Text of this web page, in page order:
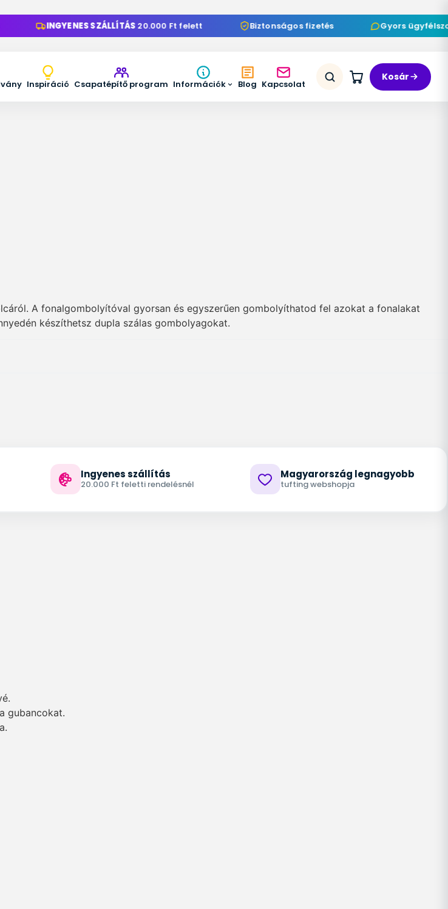
INGYENES SZÁLLÍTÁS20.000 Ft felett Biztonságos fizetés Gyors
Inspiráció Csapatépítő program Információk Blog Kapcsolat
Kosár
A fonalgombolyítóval gyorsan és egyszerűen gombolyíthatod fel azokat a fonalakat
készíthetsz dupla szálas gombolyagokat.
Ingyenes szállítás
20.000 Ft feletti rendelésnél
Magyarország legnagyobb
tufting webshopja
gubancokat.